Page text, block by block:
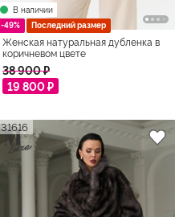
В наличии
-49%
Последний размер
Женская натуральная дубленка в
коричневом цвете
38 900 ₽
19 800 ₽
31616